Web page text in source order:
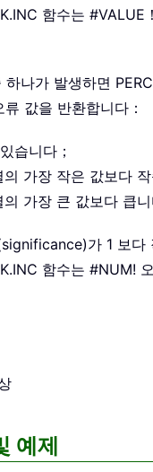
함수는 #VALUE
나가 발생하면
값을 반환합니다：
습니다；
가장 작은 값보다 작
가장 큰 값보다 큽니
가 1 보다
함수는 #NUM!
예제